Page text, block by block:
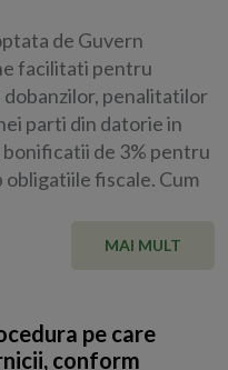
de Guvern
facilitati pentru
penalitatilor
parti din datorie in
de 3% pentru
fiscale. Cum
MAI MULT
pe care
conform